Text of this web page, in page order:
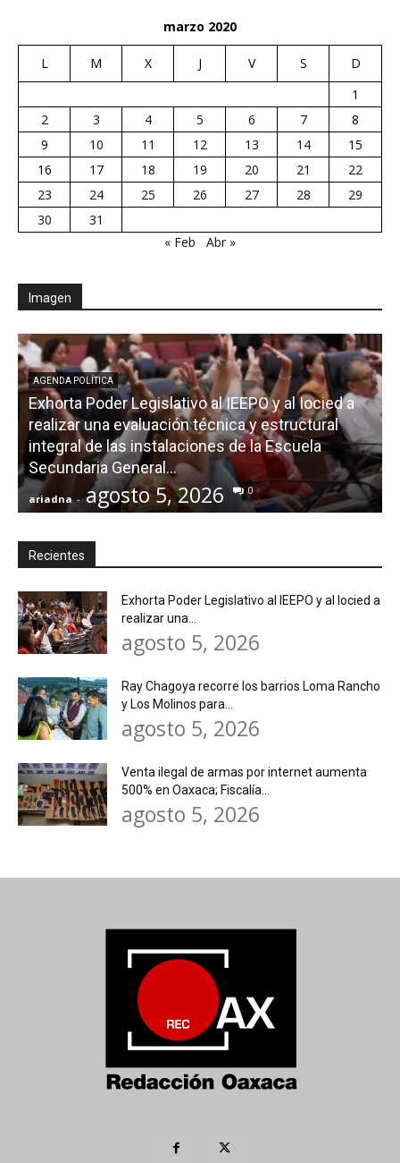
marzo 2020
L M X J V S
D
1
2
3 4 5 6 7
8
9
10 11 12 13 14
15
16
17 18 19 20 21
22
23
24 25 26 27 28
29
30
31
« Feb
Abr »
Imagen
AGENDA POLÍTICA
Exhorta Poder Legislativo al IEEPO y al Iocied a
realizar una evaluación técnica y estructural
integral de las instalaciones de la Escuela
Secundaria General...
ariadna - agosto 5, 2026 0
Recientes
Exhorta Poder Legislativo al IEEPO y al Iocied a
realizar una...
agosto 5, 2026
Ray Chagoya recorre los barrios Loma Rancho
y Los Molinos para...
agosto 5, 2026
Venta ilegal de armas por internet aumenta
500% en Oaxaca; Fiscalía...
agosto 5, 2026